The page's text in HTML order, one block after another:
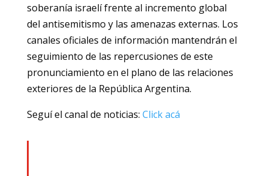
soberanía israelí frente al incremento global
del antisemitismo y las amenazas externas. Los
canales oficiales de información mantendrán el
seguimiento de las repercusiones de este
pronunciamiento en el plano de las relaciones
exteriores de la República Argentina.
Seguí el canal de noticias: Click acá